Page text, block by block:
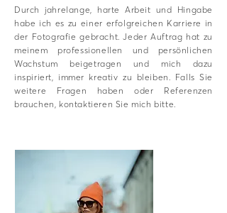
Durch jahrelange, harte Arbeit und Hingabe
habe ich es zu einer erfolgreichen Karriere in
der Fotografie gebracht. Jeder Auftrag hat zu
meinem professionellen und persönlichen
Wachstum beigetragen und mich dazu
inspiriert, immer kreativ zu bleiben. Falls Sie
weitere Fragen haben oder Referenzen
brauchen, kontaktieren Sie mich bitte.